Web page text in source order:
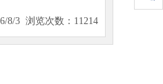
8/3 浏览次数：11214